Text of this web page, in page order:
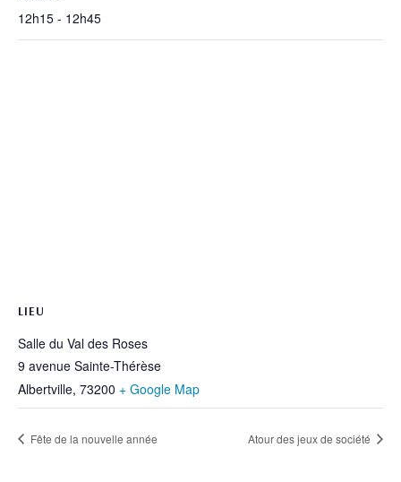
12h15 - 12h45
LIEU
Salle du Val des Roses
9 avenue Sainte-Thérèse
Albertville, 73200 + Google Map
Fête de la nouvelle année Atour des jeux de société